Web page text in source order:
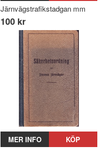
Järnvägstrafikstadgan mm
100 kr
MER INFO KÖP